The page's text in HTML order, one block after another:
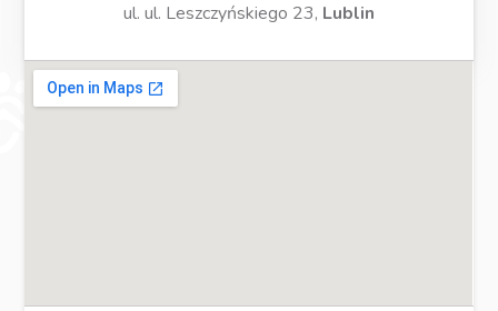
ul. ul. Leszczyńskiego 23, Lublin